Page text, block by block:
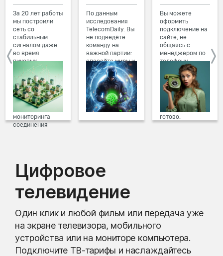
За 20 лет работы
мы построили
сеть со
стабильным
сигналом даже
во время
пиковых
нагрузок в
вечернее время.
Мы постоянно
обновляем наше
оборудование в
домах, а система
мониторинга
соединения
По данным
исследования
TelecomDaily. Вы
не подведёте
команду на
важной партии:
спасайте миры и
побеждайте с
друзьями в
онлайн-играх.
Вы можете
оформить
подключение на
сайте, не
общаясь с
менеджером по
телефону.
Просто в три
клика заполните
форму заявки на
сайте, выберите
дату и время
подключения,
готово.
Цифровое
телевидение
Один клик и любой фильм или передача уже
на экране телевизора, мобильного
устройства или на мониторе компьютера.
Подключите ТВ-тарифы и наслаждайтесь